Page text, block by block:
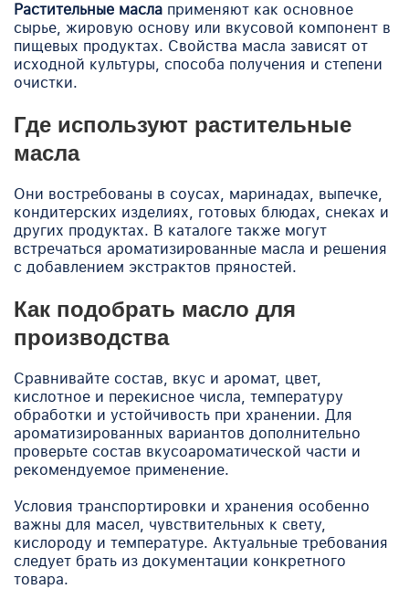
Растительные масла применяют как основное
сырье, жировую основу или вкусовой компонент в
пищевых продуктах. Свойства масла зависят от
исходной культуры, способа получения и степени
очистки.
Где используют растительные
масла
Они востребованы в соусах, маринадах, выпечке,
кондитерских изделиях, готовых блюдах, снеках и
других продуктах. В каталоге также могут
встречаться ароматизированные масла и решения
с добавлением экстрактов пряностей.
Как подобрать масло для
производства
Сравнивайте состав, вкус и аромат, цвет,
кислотное и перекисное числа, температуру
обработки и устойчивость при хранении. Для
ароматизированных вариантов дополнительно
проверьте состав вкусоароматической части и
рекомендуемое применение.
Условия транспортировки и хранения особенно
важны для масел, чувствительных к свету,
кислороду и температуре. Актуальные требования
следует брать из документации конкретного
товара.